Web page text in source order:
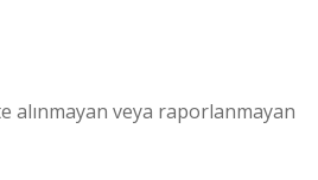
alınmayan veya raporlanmayan